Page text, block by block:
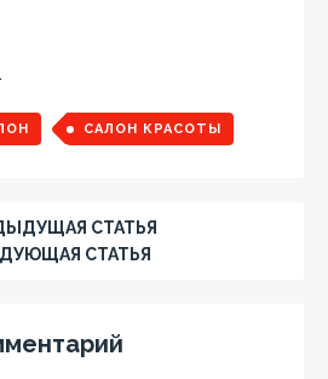
САЛОН КРАСОТЫ
СТАТЬЯ
СТАТЬЯ